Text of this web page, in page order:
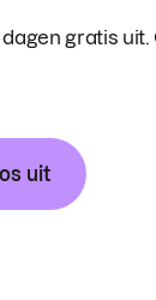
gratis uit.
uit